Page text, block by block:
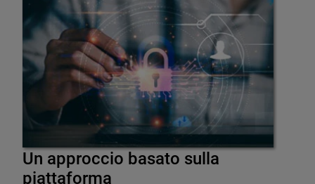
Un approccio basato sulla
piattaforma